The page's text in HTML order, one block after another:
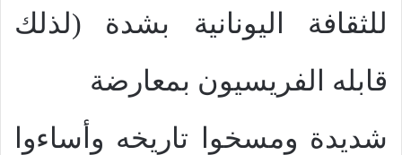
للثقافة اليونانية بشدة (لذلك
قابله الفريسيون بمعارضة
شديدة ومسخوا تاريخه وأساءوا